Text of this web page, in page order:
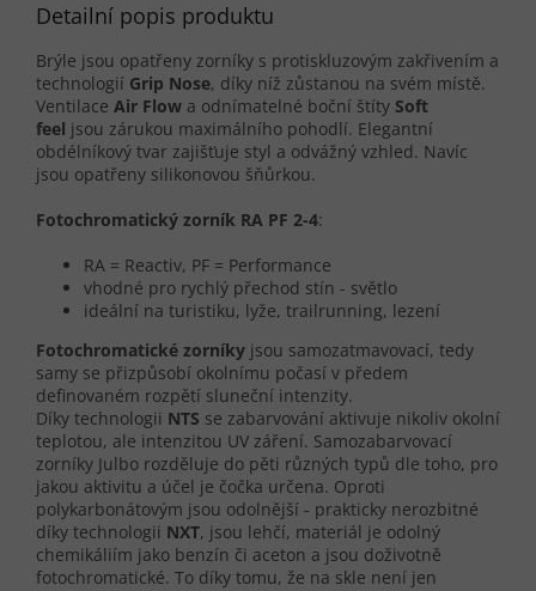
Detailní popis produktu
Brýle jsou opatřeny zorníky s protiskluzovým zakřivením a
technologií Grip Nose, díky níž zůstanou na svém místě.
Ventilace Air Flow a odnímatelné boční štíty Soft
feel jsou zárukou maximálního pohodlí. Elegantní
obdélníkový tvar zajišťuje styl a odvážný vzhled. Navíc
jsou opatřeny silikonovou šňůrkou.
Fotochromatický zorník RA PF 2-4:
RA = Reactiv, PF = Performance
vhodné pro rychlý přechod stín - světlo
ideální na turistiku, lyže, trailrunning, lezení
Fotochromatické zorníky jsou samozatmavovací, tedy
samy se přizpůsobí okolnímu počasí v předem
definovaném rozpětí sluneční intenzity.
Díky technologii NTS se zabarvování aktivuje nikoliv okolní
teplotou, ale intenzitou UV záření. Samozabarvovací
zorníky Julbo rozděluje do pěti různých typů dle toho, pro
jakou aktivitu a účel je čočka určena. Oproti
polykarbonátovým jsou odolnější - prakticky nerozbitné
díky technologii NXT, jsou lehčí, materiál je odolný
chemikáliím jako benzín či aceton a jsou doživotně
fotochromatické. To díky tomu, že na skle není jen